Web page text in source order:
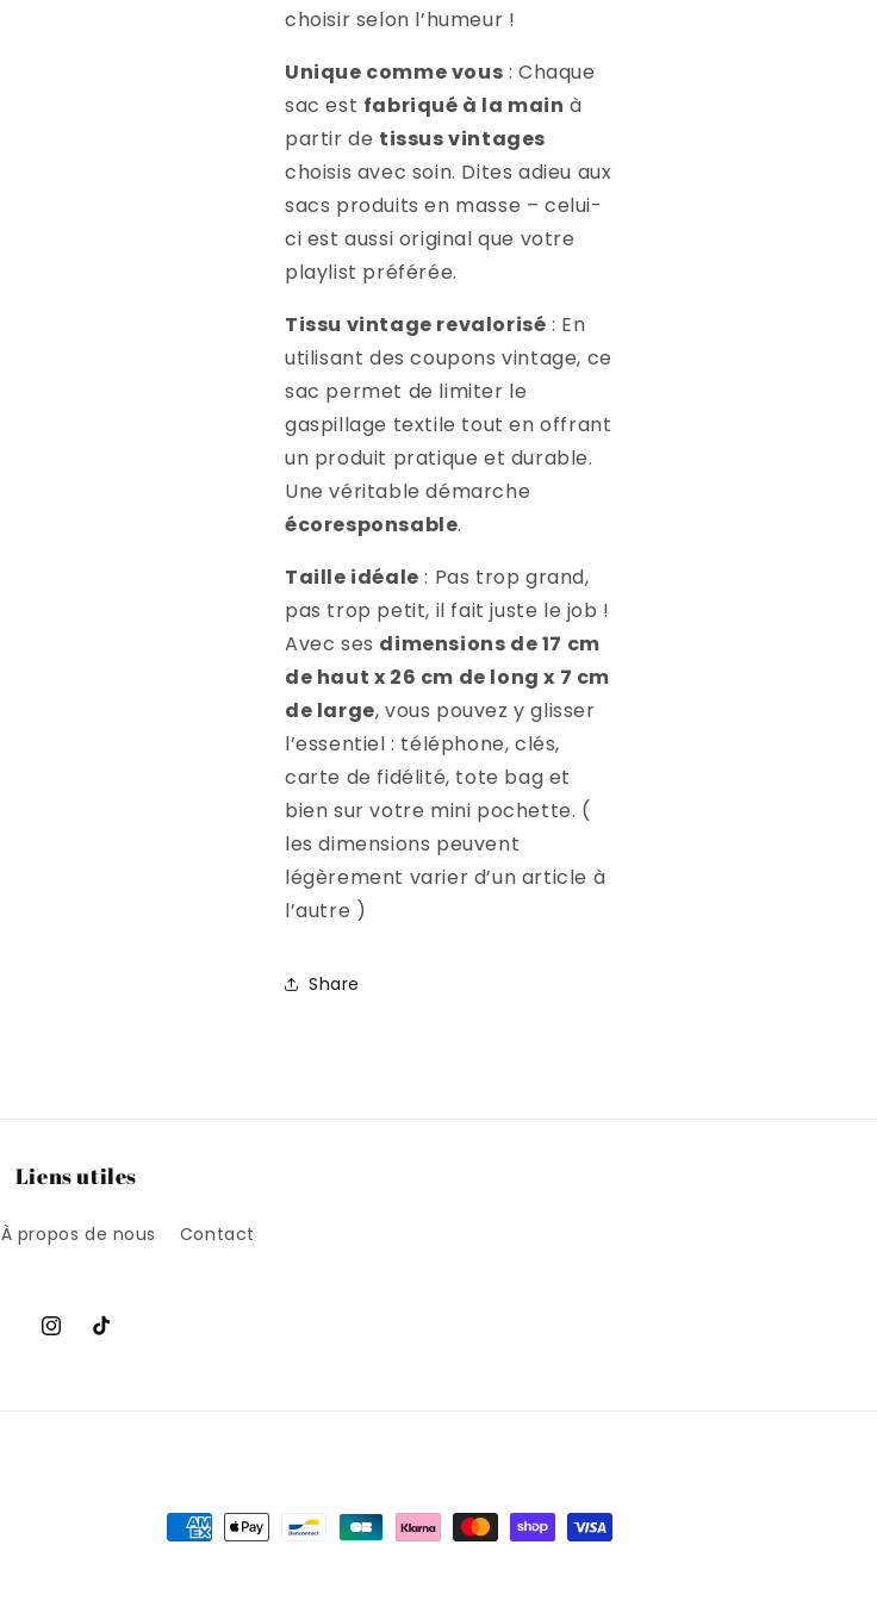
choisir selon l’humeur !
Unique comme vous : Chaque
sac est fabriqué à la main à
partir de tissus vintages
choisis avec soin. Dites adieu aux
sacs produits en masse – celui-
ci est aussi original que votre
playlist préférée.
Tissu vintage revalorisé : En
utilisant des coupons vintage, ce
sac permet de limiter le
gaspillage textile tout en offrant
un produit pratique et durable.
Une véritable démarche
écoresponsable.
Taille idéale : Pas trop grand,
pas trop petit, il fait juste le job !
Avec ses dimensions de 17 cm
de haut x 26 cm de long x 7 cm
de large, vous pouvez y glisser
l’essentiel : téléphone, clés,
carte de fidélité, tote bag et
bien sur votre mini pochette. (
les dimensions peuvent
légèrement varier d’un article à
l’autre )
Share
Liens utiles
À propos de nous Contact
Instagram
TikTok
Moyens